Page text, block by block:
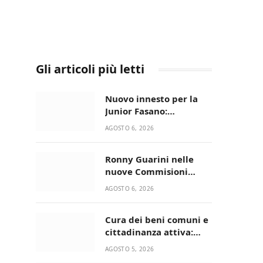
Gli articoli più letti
Nuovo innesto per la
Junior Fasano:
ingaggiato il
AGOSTO 6, 2026
Ronny Guarini nelle
nuove Commisioni
Acisport
AGOSTO 6, 2026
Cura dei beni comuni e
cittadinanza attiva:
online l’avviso per la
AGOSTO 5, 2026